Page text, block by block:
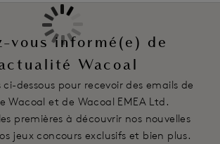
vous informé(e) de
Wacoal
ci-dessous pour recevoir des emails de
Wacoal et de Wacoal EMEA Ltd.
premières à découvrir nos nouvelles
jeux concours exclusifs et bien plus.